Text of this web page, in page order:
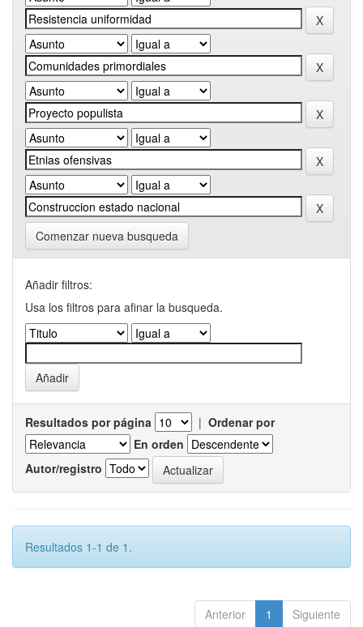
Comenzar nueva busqueda
Añadir filtros:
Usa los filtros para afinar la busqueda.
Resultados por página | Ordenar por
En orden
Autor/registro
Resultados 1-1 de 1.
Anterior 1 Siguiente